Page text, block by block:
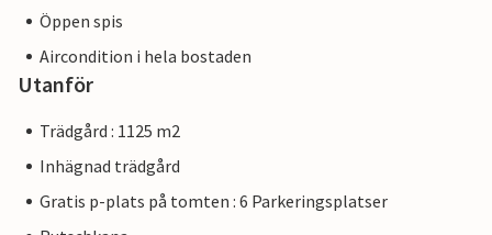
Öppen spis
Aircondition i hela bostaden
Utanför
Trädgård : 1125 m2
Inhägnad trädgård
Gratis p-plats på tomten : 6 Parkeringsplatser